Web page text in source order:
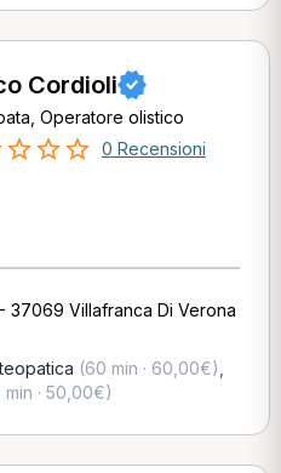
Cordioli
Operatore olistico
0 Recensioni
37069 Villafranca Di Verona
(60 min · 60,00€)
min · 50,00€)